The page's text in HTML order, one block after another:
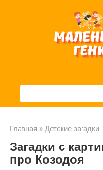
Главная » Детские загадки
Загадки с
про Козодоя